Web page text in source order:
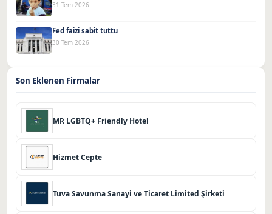
31 Tem 2026
Fed faizi sabit tuttu
30 Tem 2026
Son Eklenen Firmalar
MR LGBTQ+ Friendly Hotel
Hizmet Cepte
Tuva Savunma Sanayi ve Ticaret Limited Şirketi